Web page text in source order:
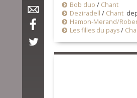
Bob duo / Chant
Deziradell / Chant
Hamon-Merand/
Les filles du pays/